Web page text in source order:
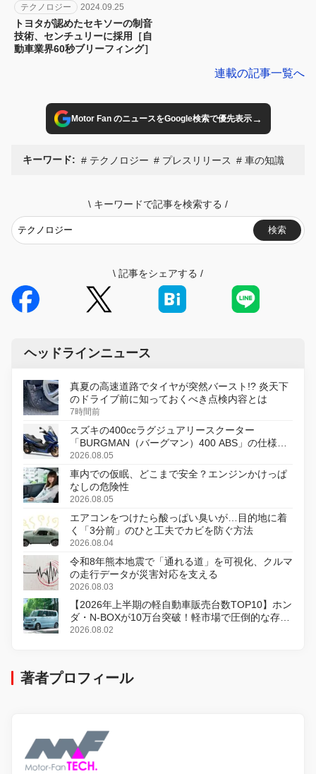
テクノロジー 2024.09.25
トヨタが認めたセキソーの制音
技術、センチュリーに採用［自
動車業界60秒ブリーフィング］
連載の記事一覧へ
Motor Fan のニュースをGoogle検索で優先表示→
キーワード: テクノロジー プレスリリース 車の知識
\ キーワードで記事を検索する /
検索
\ 記事をシェアする /
ヘッドラインニュース
真夏の高速道路でタイヤが突然バースト!? 炎天下
のドライブ前に知っておくべき点検内容とは
7時間前
スズキの400ccラグジュアリースクーター
「BURGMAN（バーグマン）400 ABS」の仕様を
変更し、8月18日に発売
2026.08.05
車内での仮眠、どこまで安全？エンジンかけっぱ
なしの危険性
2026.08.05
エアコンをつけたら酸っぱい臭いが…目的地に着
く「3分前」のひと工夫でカビを防ぐ方法
2026.08.04
令和8年熊本地震で「通れる道」を可視化、クルマ
の走行データが災害対応を支える
2026.08.03
【2026年上半期の軽自動車販売台数TOP10】ホン
ダ・N-BOXが10万台突破！軽市場で圧倒的な存在
感
2026.08.02
著者プロフィール